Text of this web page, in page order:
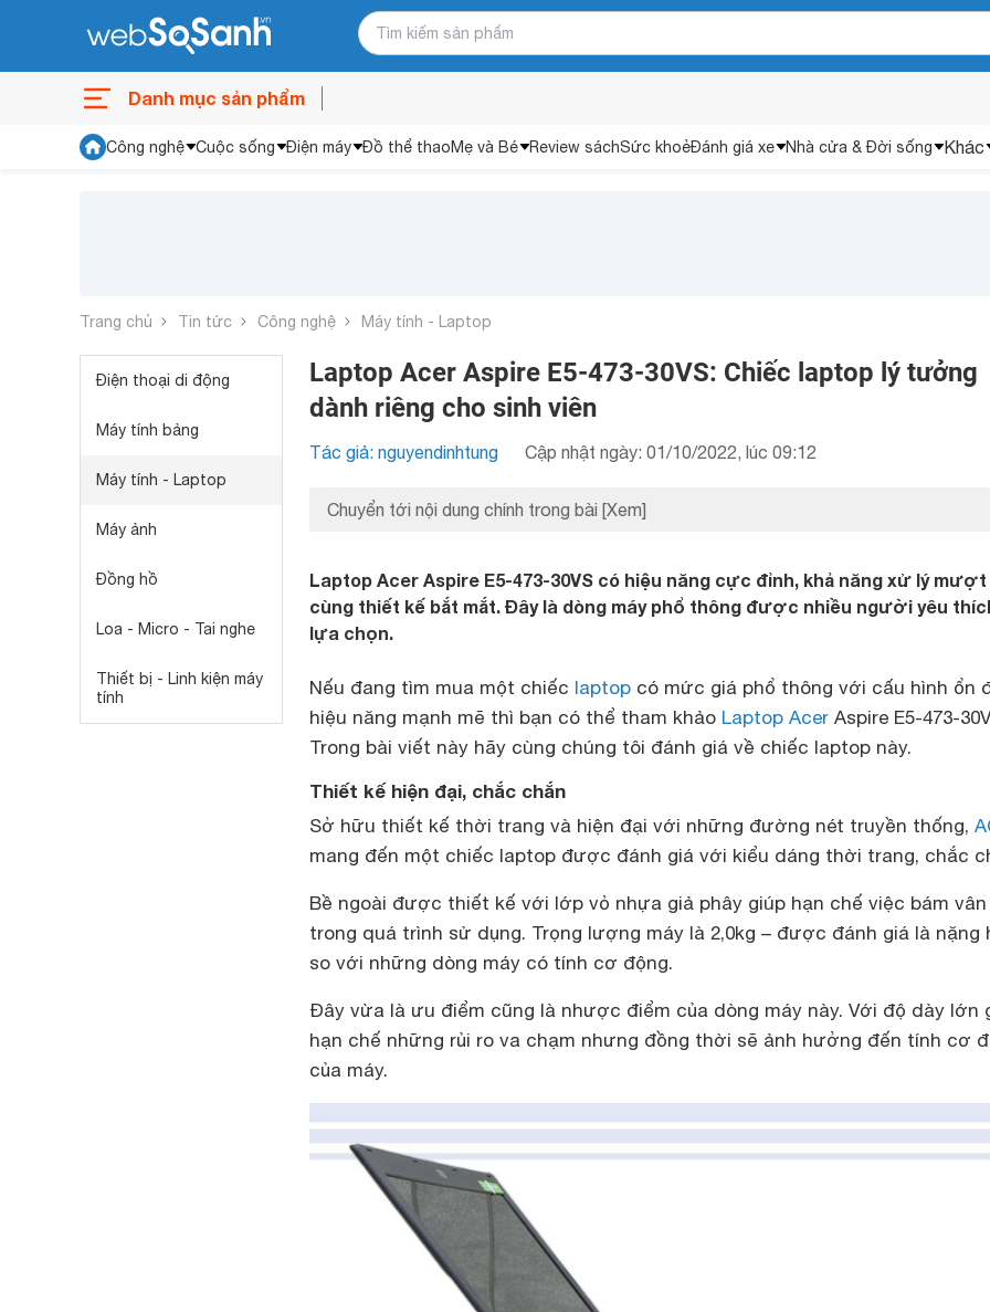
Danh mục sản phẩm
Công nghệ Cuộc sống Điện máy Đồ thể thaoMẹ và Bé Review sáchSức khoẻĐánh giá xe Nhà cửa & Đời sống Khác
Trang chủ Tin tức Công nghệ Máy tính - Laptop
Điện thoại di động
Máy tính bảng
Máy tính - Laptop
Máy ảnh
Đồng hồ
Loa - Micro - Tai nghe
Thiết bị - Linh kiện máy
tính
Laptop Acer Aspire E5-473-30VS: Chiếc laptop lý tưởng
dành riêng cho sinh viên
Tác giả: nguyendinhtung Cập nhật ngày: 01/10/2022, lúc 09:12
Chuyển tới nội dung chính trong bài [Xem]
Laptop Acer Aspire E5-473-30VS có hiệu năng cực đỉnh, khả năng xử lý mượt
cùng thiết kế bắt mắt. Đây là dòng máy phổ thông được nhiều người yêu
lựa chọn.
Nếu đang tìm mua một chiếc laptop có mức giá phổ thông với cấu hình ổn
hiệu năng mạnh mẽ thì bạn có thể tham khảo Laptop Acer Aspire E5-473-
Trong bài viết này hãy cùng chúng tôi đánh giá về chiếc laptop này.
Thiết kế hiện đại, chắc chắn
Sở hữu thiết kế thời trang và hiện đại với những đường nét truyền thống,
mang đến một chiếc laptop được đánh giá với kiểu dáng thời trang, chắc
Bề ngoài được thiết kế với lớp vỏ nhựa giả phây giúp hạn chế việc bám
trong quá trình sử dụng. Trọng lượng máy là 2,0kg – được đánh giá là nặng
so với những dòng máy có tính cơ động.
Đây vừa là ưu điểm cũng là nhược điểm của dòng máy này. Với độ dày lớn
hạn chế những rủi ro va chạm nhưng đồng thời sẽ ảnh hưởng đến tính cơ
của máy.